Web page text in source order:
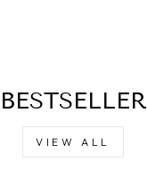
BESTSELLER
VIEW ALL